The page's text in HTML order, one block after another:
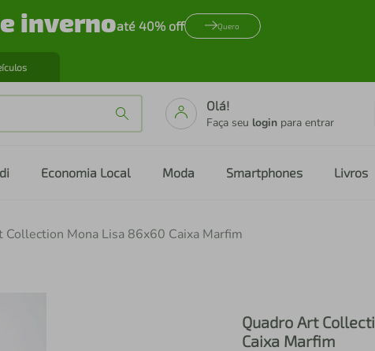
invernoaté 40% off Quero
Olá!
Faça seu login para entrar
Economia Local Moda Smartphones Livros
Collection Mona Lisa 86x60 Caixa Marfim
Quadro Art
Caixa Marfim